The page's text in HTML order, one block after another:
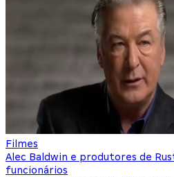
Filmes
Alec Baldwin e produtores de
funcionários